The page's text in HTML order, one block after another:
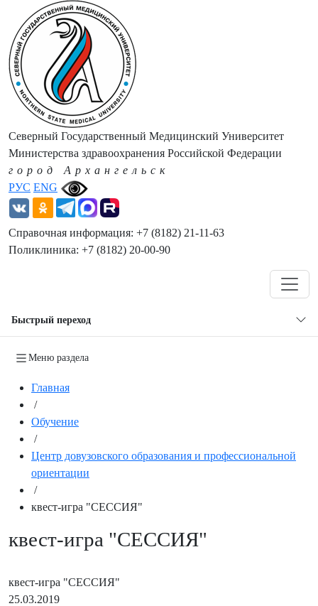
РУС ENG
Северный Государственный Медицинский Университет
Министерства здравоохранения Российской Федерации
город Архангельск
Справочная информация: +7 (8182) 21-11-63
Поликлиника: +7 (8182) 20-00-90
Быстрый переход
Меню раздела
Главная
/
Обучение
/
Центр довузовского образования и профессиональной
ориентации
/
квест-игра "СЕССИЯ"
квест-игра "СЕССИЯ"
квест-игра "СЕССИЯ"
25.03.2019